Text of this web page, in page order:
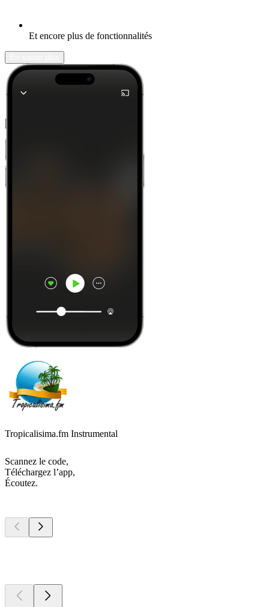
Et encore plus de fonctionnalités
Tropicalisima.fm Instrumental
Scannez le code,
Téléchargez l’app,
Écoutez.